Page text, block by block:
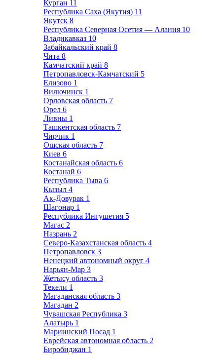
Курган 11
Республика Саха (Якутия) 11
Якутск 8
Республика Северная Осетия — Алания 10
Владикавказ 10
Забайкальский край 8
Чита 8
Камчатский край 8
Петропавловск-Камчатский 5
Елизово 1
Вилючинск 1
Орловская область 7
Орел 6
Ливны 1
Ташкентская область 7
Чирчик 1
Ошская область 7
Киев 6
Костанайская область 6
Костанай 6
Республика Тыва 6
Кызыл 4
Ак-Довурак 1
Шагонар 1
Республика Ингушетия 5
Магас 2
Назрань 2
Северо-Казахстанская область 4
Петропавловск 3
Ненецкий автономный округ 4
Нарьян-Мар 3
Жетысу область 3
Текели 1
Магаданская область 3
Магадан 2
Чувашская Республика 3
Алатырь 1
Мариинский Посад 1
Еврейская автономная область 2
Биробиджан 1